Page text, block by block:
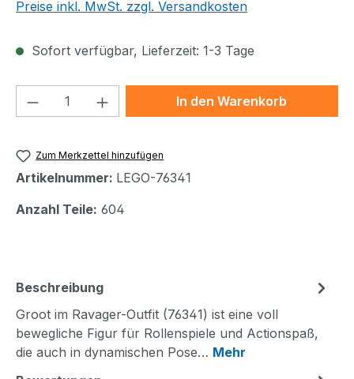
Preise inkl. MwSt. zzgl. Versandkosten
Sofort verfügbar, Lieferzeit: 1-3 Tage
Produkt Anzahl: Gib denIn den Warenkorb
Zum Merkzettel hinzufügen
Artikelnummer: LEGO-76341
Anzahl Teile: 604
Beschreibung
Groot im Ravager-Outfit (76341) ist eine voll
bewegliche Figur für Rollenspiele und Actionspaß,
die auch in dynamischen Pose… Mehr